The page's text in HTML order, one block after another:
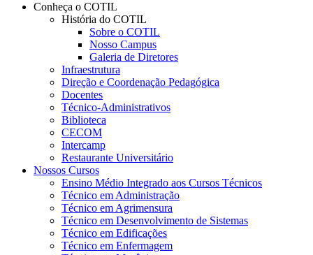
Conheça o COTIL
História do COTIL
Sobre o COTIL
Nosso Campus
Galeria de Diretores
Infraestrutura
Direção e Coordenação Pedagógica
Docentes
Técnico-Administrativos
Biblioteca
CECOM
Intercamp
Restaurante Universitário
Nossos Cursos
Ensino Médio Integrado aos Cursos Técnicos
Técnico em Administração
Técnico em Agrimensura
Técnico em Desenvolvimento de Sistemas
Técnico em Edificações
Técnico em Enfermagem